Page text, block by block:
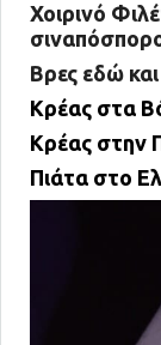
Χοιρινό
Βρες εδώ και
Κρέας στα
Κρέας στην
Πιάτα στο